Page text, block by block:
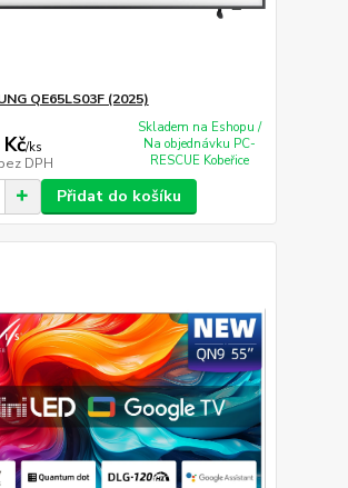
QE65LS03F (2025)
/ks
DPH
Skladem na Eshopu /
Na objednávku PC-
RESCUE Kobeřice
Přidat do košíku